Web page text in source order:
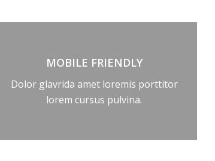
MOBILE FRIENDLY
Dolor glavrida amet loremis porttitor
lorem cursus pulvina.